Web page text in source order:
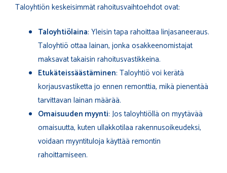
Taloyhtiön keskeisimmät rahoitusvaihtoehdot ovat:
Taloyhtiölaina: Yleisin tapa rahoittaa linjasaneeraus.
Taloyhtiö ottaa lainan, jonka osakkeenomistajat
maksavat takaisin rahoitusvastikkeina.
Etukäteissäästäminen: Taloyhtiö voi kerätä
korjausvastiketta jo ennen remonttia, mikä pienentää
tarvittavan lainan määrää.
Omaisuuden myynti: Jos taloyhtiöllä on myytävää
omaisuutta, kuten ullakkotilaa rakennusoikeudeksi,
voidaan myyntituloja käyttää remontin
rahoittamiseen.